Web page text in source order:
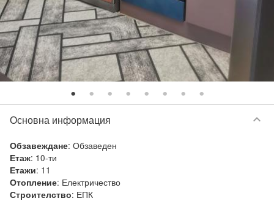
Основна информация keyboard_arrow_down
Обзавеждане: Обзаведен
Етаж: 10-ти
Етажи: 11
Отопление: Електричество
Строителство: ЕПК